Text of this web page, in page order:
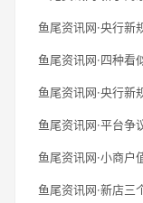
鱼尾资讯网·央行新
鱼尾资讯网·四种看
鱼尾资讯网·央行新
鱼尾资讯网·平台争
鱼尾资讯网·小商户
鱼尾资讯网·新店三